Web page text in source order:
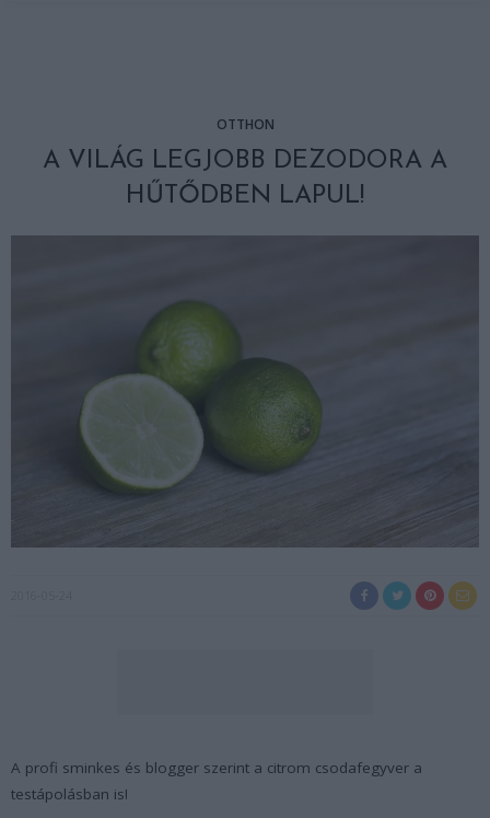
OTTHON
A VILÁG LEGJOBB DEZODORA A
HŰTŐDBEN LAPUL!
A profi sminkes és blogger szerint a citrom csodafegyver a
testápolásban is!